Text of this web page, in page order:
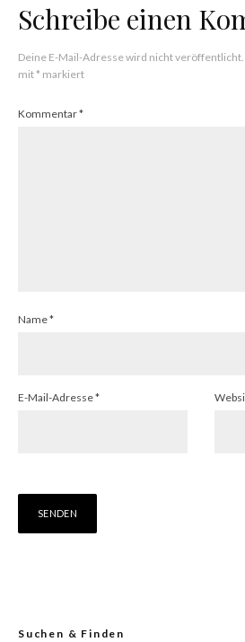
Schreibe einen
Deine E-Mail-Adresse wird nicht veröffentlicht.
mit* markiert
Kommentar*
Name*
E-Mail-Adresse*
Suchen & Finden